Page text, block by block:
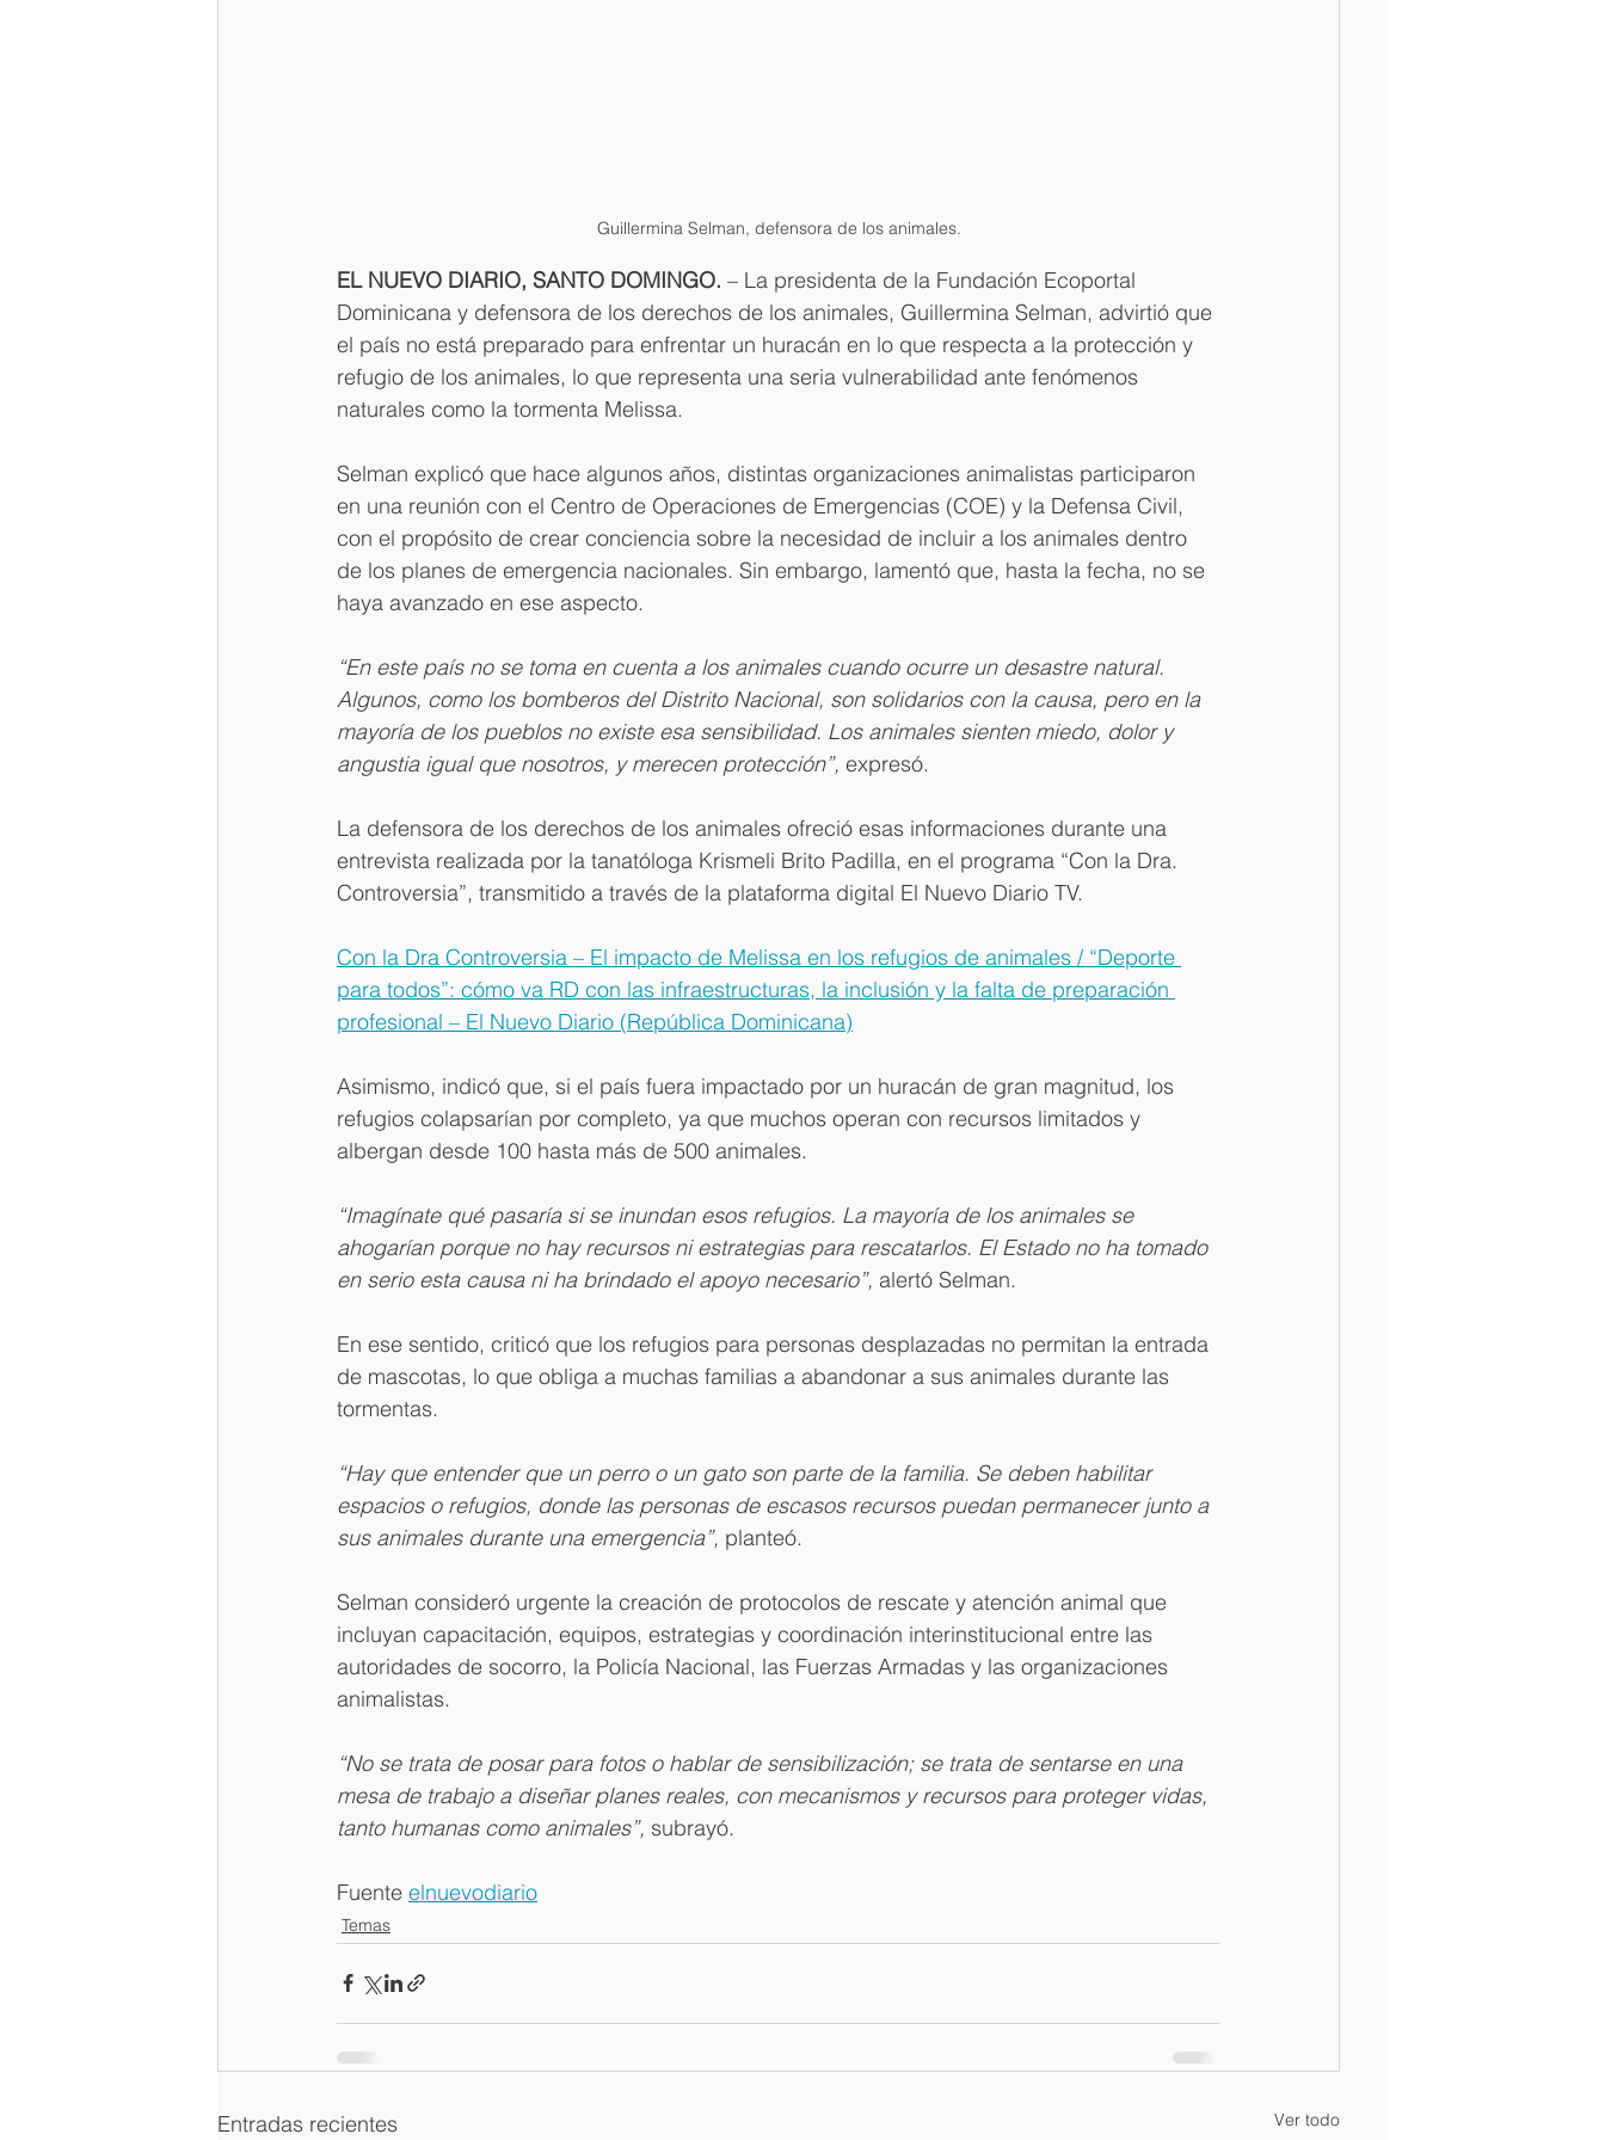
Guillermina Selman, defensora de los animales.
EL NUEVO DIARIO, SANTO DOMINGO. – La presidenta de la Fundación Ecoportal
Dominicana y defensora de los derechos de los animales, Guillermina Selman, advirtió que
el país no está preparado para enfrentar un huracán en lo que respecta a la protección y
refugio de los animales, lo que representa una seria vulnerabilidad ante fenómenos
naturales como la tormenta Melissa.
Selman explicó que hace algunos años, distintas organizaciones animalistas participaron
en una reunión con el Centro de Operaciones de Emergencias (COE) y la Defensa Civil,
con el propósito de crear conciencia sobre la necesidad de incluir a los animales dentro
de los planes de emergencia nacionales. Sin embargo, lamentó que, hasta la fecha, no se
haya avanzado en ese aspecto.
“En este país no se toma en cuenta a los animales cuando ocurre un desastre natural.
Algunos, como los bomberos del Distrito Nacional, son solidarios con la causa, pero en la
mayoría de los pueblos no existe esa sensibilidad. Los animales sienten miedo, dolor y
angustia igual que nosotros, y merecen protección”, expresó.
La defensora de los derechos de los animales ofreció esas informaciones durante una
entrevista realizada por la tanatóloga Krismeli Brito Padilla, en el programa “Con la Dra.
Controversia”, transmitido a través de la plataforma digital El Nuevo Diario TV.
Con la Dra Controversia – El impacto de Melissa en los refugios de animales / “Deporte
para todos”: cómo va RD con las infraestructuras, la inclusión y la falta de preparación
profesional – El Nuevo Diario (República Dominicana)
Asimismo, indicó que, si el país fuera impactado por un huracán de gran magnitud, los
refugios colapsarían por completo, ya que muchos operan con recursos limitados y
albergan desde 100 hasta más de 500 animales.
“Imagínate qué pasaría si se inundan esos refugios. La mayoría de los animales se
ahogarían porque no hay recursos ni estrategias para rescatarlos. El Estado no ha tomado
en serio esta causa ni ha brindado el apoyo necesario”, alertó Selman.
En ese sentido, criticó que los refugios para personas desplazadas no permitan la entrada
de mascotas, lo que obliga a muchas familias a abandonar a sus animales durante las
tormentas.
“Hay que entender que un perro o un gato son parte de la familia. Se deben habilitar
espacios o refugios, donde las personas de escasos recursos puedan permanecer junto a
sus animales durante una emergencia”, planteó.
Selman consideró urgente la creación de protocolos de rescate y atención animal que
incluyan capacitación, equipos, estrategias y coordinación interinstitucional entre las
autoridades de socorro, la Policía Nacional, las Fuerzas Armadas y las organizaciones
animalistas.
“No se trata de posar para fotos o hablar de sensibilización; se trata de sentarse en una
mesa de trabajo a diseñar planes reales, con mecanismos y recursos para proteger vidas,
tanto humanas como animales”, subrayó.
Fuente elnuevodiario
Temas
Entradas recientes Ver todo